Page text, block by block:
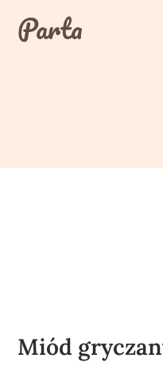
contentParta
Miód